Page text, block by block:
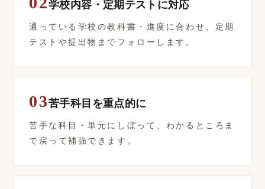
学校内容・定期テストに対応
通っている学校の教科書・進度に合わせ、定期
テストや提出物までフォローします。
03苦手科目を重点的に
苦手な科目・単元にしぼって、わかるところま
で戻って補強できます。